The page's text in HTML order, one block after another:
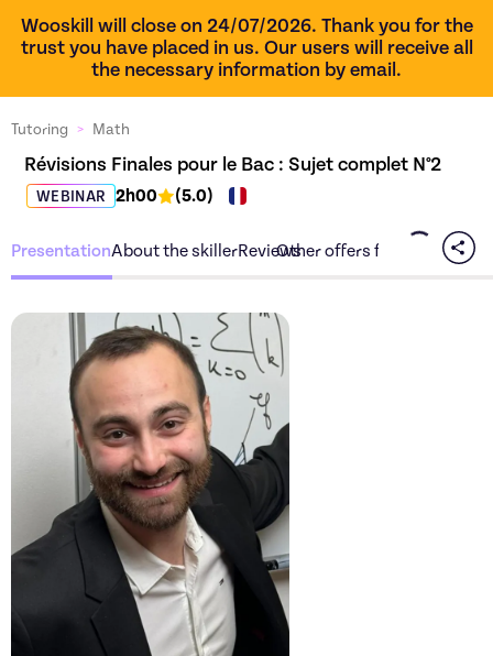
Wooskill will close on 24/07/2026. Thank you for the
trust you have placed in us. Our users will receive all
the necessary information by email.
Tutoring > Math
Révisions Finales pour le Bac : Sujet complet N°2
WEBINAR 2h00 (5.0)
PresentationAbout the skillerReviewsOther offers from the skiller